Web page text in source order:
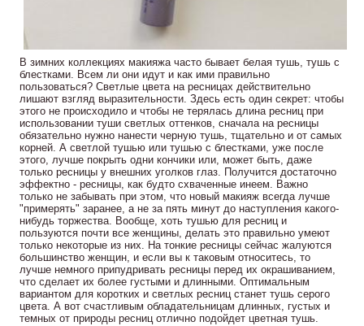
В зимних коллекциях макияжа часто бывает белая тушь, тушь с
блестками. Всем ли они идут и как ими правильно
пользоваться? Светлые цвета на ресницах действительно
лишают взгляд выразительности. Здесь есть один секрет: чтобы
этого не происходило и чтобы не терялась длина ресниц при
использовании туши светлых оттенков, сначала на ресницы
обязательно нужно нанести черную тушь, тщательно и от самых
корней. А светлой тушью или тушью с блестками, уже после
этого, лучше покрыть одни кончики или, может быть, даже
только ресницы у внешних уголков глаз. Получится достаточно
эффектно - ресницы, как будто схваченные инеем. Важно
только не забывать при этом, что новый макияж всегда лучше
"примерять" заранее, а не за пять минут до наступления какого-
нибудь торжества. Вообще, хоть тушью для ресниц и
пользуются почти все женщины, делать это правильно умеют
только некоторые из них. На тонкие ресницы сейчас жалуются
большинство женщин, и если вы к таковым относитесь, то
лучше немного припудривать ресницы перед их окрашиванием,
что сделает их более густыми и длинными. Оптимальным
вариантом для коротких и светлых ресниц станет тушь серого
цвета. А вот счастливым обладательницам длинных, густых и
темных от природы ресниц отлично подойдет цветная тушь.